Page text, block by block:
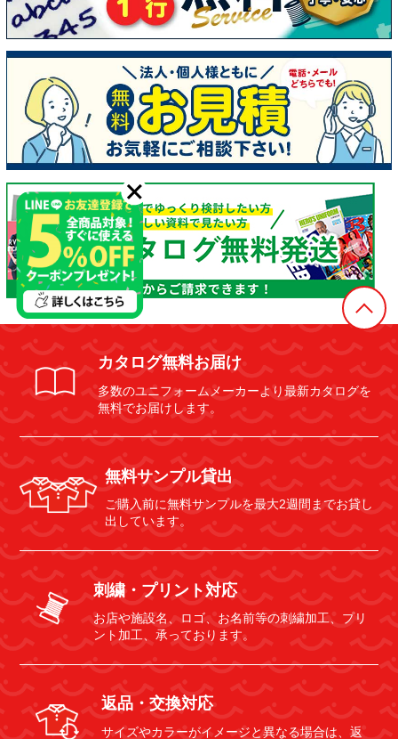
カタログ無料お届け
多数のユニフォームメーカーより最新カタログを
無料でお届けします。
無料サンプル貸出
ご購入前に無料サンプルを最大2週間までお貸し
出しています。
刺繍・プリント対応
お店や施設名、ロゴ、お名前等の刺繍加工、プリ
ント加工、承っております。
返品・交換対応
サイズやカラーがイメージと異なる場合は、返